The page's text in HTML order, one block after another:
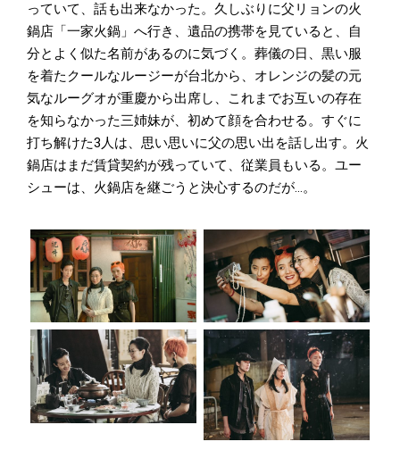
っていて、話も出来なかった。久しぶりに父リョンの火
鍋店「一家火鍋」へ行き、遺品の携帯を見ていると、自
分とよく似た名前があるのに気づく。葬儀の日、黒い服
を着たクールなルージーが台北から、オレンジの髪の元
気なルーグオが重慶から出席し、これまでお互いの存在
を知らなかった三姉妹が、初めて顔を合わせる。すぐに
打ち解けた3人は、思い思いに父の思い出を話し出す。火
鍋店はまだ賃貸契約が残っていて、従業員もいる。ユー
シューは、火鍋店を継ごうと決心するのだが…。